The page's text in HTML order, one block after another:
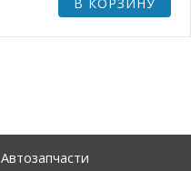
Автозапчасти